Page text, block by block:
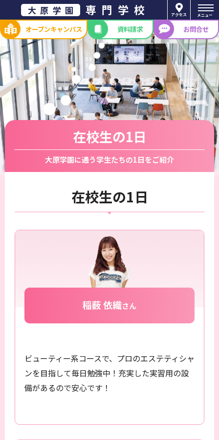
大原学園 専門学校 アクセス メニュー
オープンキャンパス 資料請求 お問合せ
在校生の1日
大原学園に通う学生たちの1日をご紹介
在校生の1日
ビューティー系コースで、プロのエステティシャ
ンを目指して毎日勉強中！充実した実習用の設
備があるので安心です！